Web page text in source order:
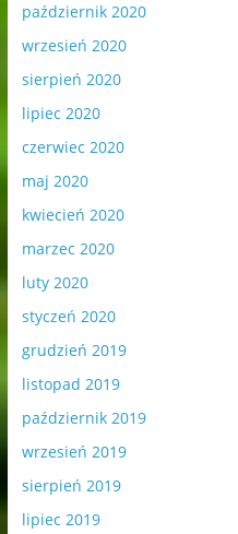
październik 2020
wrzesień 2020
sierpień 2020
lipiec 2020
czerwiec 2020
maj 2020
kwiecień 2020
marzec 2020
luty 2020
styczeń 2020
grudzień 2019
listopad 2019
październik 2019
wrzesień 2019
sierpień 2019
lipiec 2019